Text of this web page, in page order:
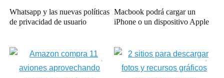
Whatsapp y las nuevas políticas
de privacidad de usuario
Macbook podrá cargar un
iPhone o un dispositivo Apple